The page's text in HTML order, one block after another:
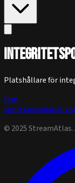
Platshållare för
Live
sport
© 2025